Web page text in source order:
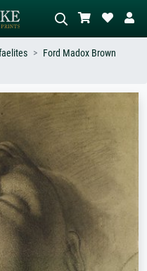
Írja le a jelenetet – pl. zöld rét, sok
piros absztrakt, sötét olajkép, álló akt
egy fa mellett.
Ford Madox Brown